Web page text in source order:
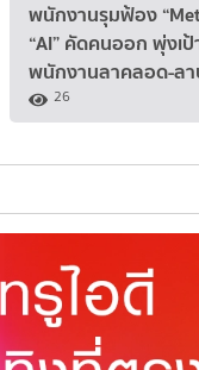
พนักงานรุมฟ้อง
“AI” คัดคนออก พุ่งเ
พนักงานลาคลอด-ล
26